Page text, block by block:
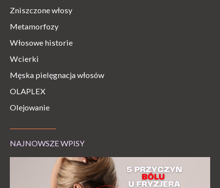
Zniszczone włosy
Metamorfozy
Włosowe historie
Wcierki
Męska pielęgnacja włosów
OLAPLEX
Olejowanie
NAJNOWSZE WPISY